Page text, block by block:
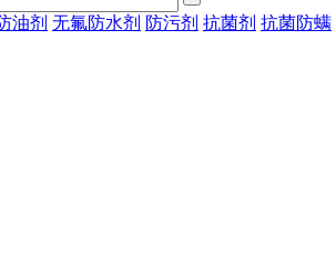
油剂 无氟防水剂 防污剂 抗菌剂 抗菌防螨